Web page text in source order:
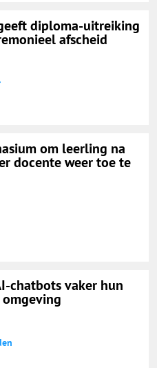
diploma-uitreiking
afscheid
om leerling na
docente weer toe te
chatbots vaker hun